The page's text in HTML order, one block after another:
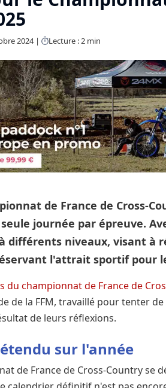
2024 Lecture : 2 min
de France de Cross-
journée par épreuve.
différents niveaux, visant à
l'attrait sportif pour
du championnat de France de
de la FFM, travaillé pour tenter
de leurs réflexions.
sur l'année
de France de Cross-Country se